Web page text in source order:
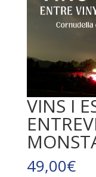
VINS I
49,00€